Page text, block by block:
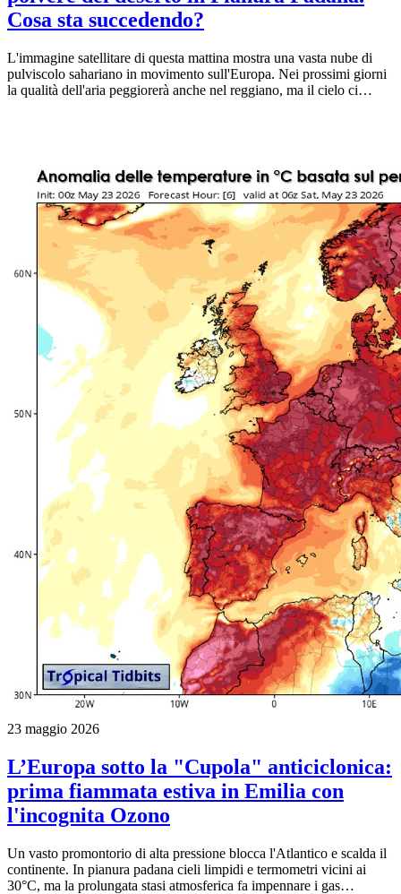
Cosa sta succedendo?
L'immagine satellitare di questa mattina mostra una vasta nube di
pulviscolo sahariano in movimento sull'Europa. Nei prossimi giorni
la qualità dell'aria peggiorerà anche nel reggiano, ma il cielo ci
soltanto stabilità atmosferica e calura precoce. Le ultime immagini
satellitari catturate questa mattina evidenziano un altro ospite non
invitato: un imponente carico di polvere proveniente dal deserto del
Sahara. Una vasta "nube" di pulviscolo sta sorvolando il continente
e, a causa della particolare circolazione atmosferica innescata
dall'anticiclone, si sta dirigendo a grandi passi anche verso il nostro
territorio.
23 maggio 2026
L’Europa sotto la "Cupola" anticiclonica:
prima fiammata estiva in Emilia con
l'incognita Ozono
Un vasto promontorio di alta pressione blocca l'Atlantico e scalda il
continente. In pianura padana cieli limpidi e termometri vicini ai
30°C, ma la prolungata stasi atmosferica fa impennare i gas